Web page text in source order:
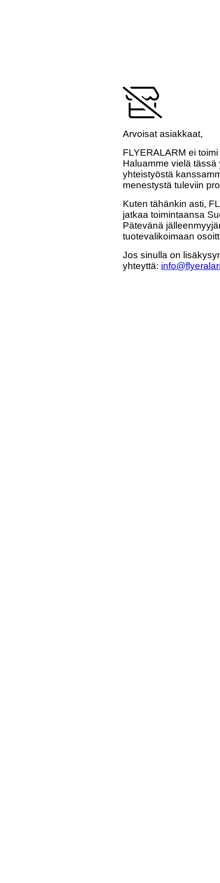
Arvoisat asiakkaat,
FLYERALARM ei
Haluamme vielä
yhteistyöstä
menestystä tuleviin
Kuten tähänkin asti,
jatkaa toimintaansa
Pätevänä
tuotevalikoimaan
Jos sinulla on
yhteyttä: